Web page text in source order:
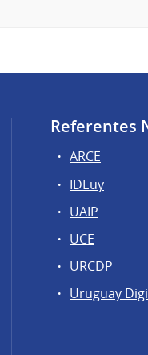
Referentes
ARCE
IDEuy
UAIP
UCE
URCDP
Uruguay